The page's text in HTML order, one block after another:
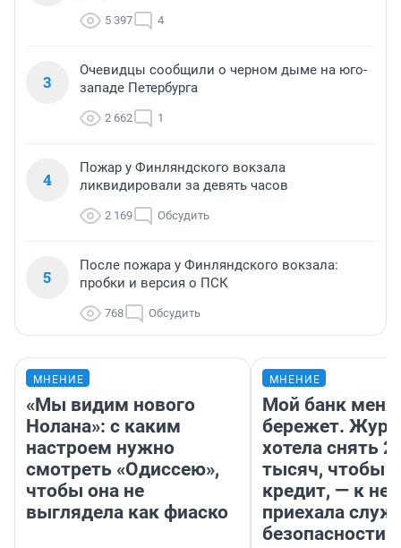
5 397 4
3
Очевидцы сообщили о черном дыме на юго-
западе Петербурга
2 662 1
4
Пожар у Финляндского вокзала
ликвидировали за девять часов
2 169 Обсудить
5
После пожара у Финляндского вокзала:
пробки и версия о ПСК
768 Обсудить
МНЕНИЕ
«Мы видим нового
Нолана»: с каким
настроем нужно
смотреть «Одиссею»,
чтобы она не
выглядела как фиаско
МНЕНИЕ
Мой банк меня
бережет.
хотела снять
тысяч, чтобы
кредит, — к
приехала
безопасности